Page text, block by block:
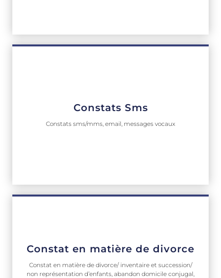
Constats Sms
Constats sms/mms, email, messages vocaux
Constat en matière de divorce
Constat en matière de divorce/ inventaire et succession/
non représentation d’enfants, abandon domicile conjugal,